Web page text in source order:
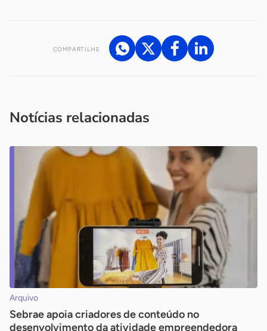
COMPARTILHE
Notícias relacionadas
Arquivo
Sebrae apoia criadores de conteúdo no
desenvolvimento da atividade empreendedora